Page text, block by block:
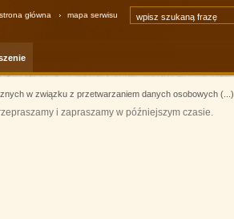
strona główna mapa serwisu
w związku z przetwarzaniem danych osobowych (...)
i zapraszamy w późniejszym czasie.